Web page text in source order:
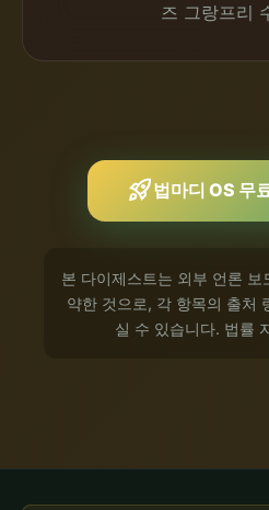
즈 그랑프리
rocket_launch법마디 OS 무
본 다이제스트는 외부 언론 보
약한 것으로, 각 항목의 출처
실 수 있습니다. 법률